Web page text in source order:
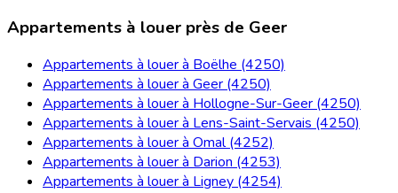
Appartements à louer près de Geer
Appartements à louer à Boëlhe (4250)
Appartements à louer à Geer (4250)
Appartements à louer à Hollogne-Sur-Geer (4250)
Appartements à louer à Lens-Saint-Servais (4250)
Appartements à louer à Omal (4252)
Appartements à louer à Darion (4253)
Appartements à louer à Ligney (4254)